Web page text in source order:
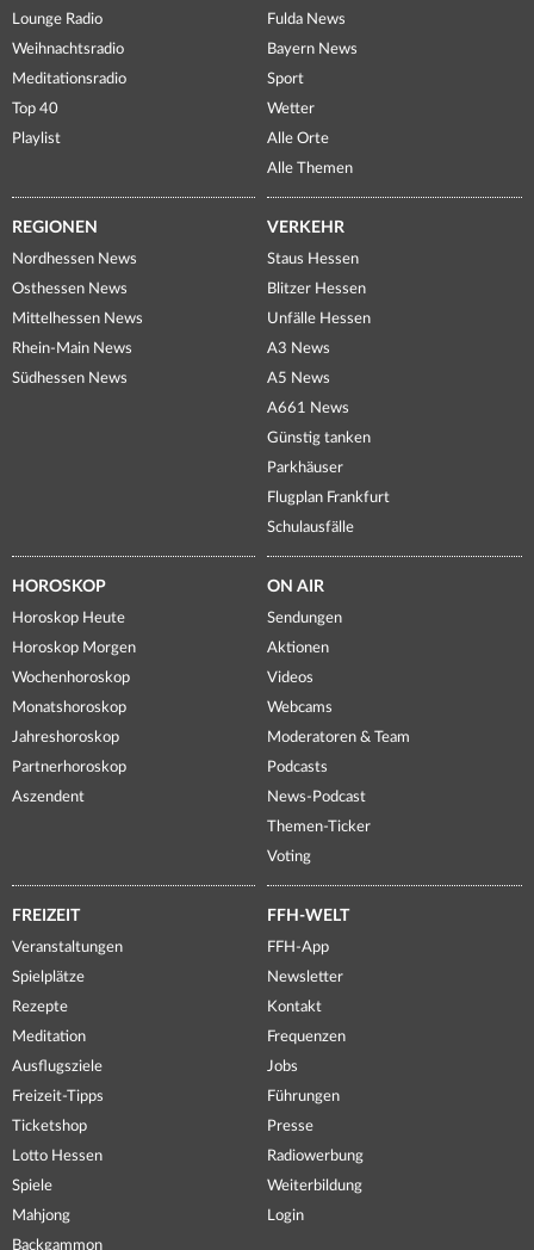
Lounge Radio
Weihnachtsradio
Meditationsradio
Top 40
Playlist
Fulda News
Bayern News
Sport
Wetter
Alle Orte
Alle Themen
REGIONEN
Nordhessen News
Osthessen News
Mittelhessen News
Rhein-Main News
Südhessen News
VERKEHR
Staus Hessen
Blitzer Hessen
Unfälle Hessen
A3 News
A5 News
A661 News
Günstig tanken
Parkhäuser
Flugplan Frankfurt
Schulausfälle
HOROSKOP
Horoskop Heute
Horoskop Morgen
Wochenhoroskop
Monatshoroskop
Jahreshoroskop
Partnerhoroskop
Aszendent
ON AIR
Sendungen
Aktionen
Videos
Webcams
Moderatoren & Team
Podcasts
News-Podcast
Themen-Ticker
Voting
FREIZEIT
Veranstaltungen
Spielplätze
Rezepte
Meditation
Ausflugsziele
Freizeit-Tipps
Ticketshop
Lotto Hessen
Spiele
Mahjong
Backgammon
FFH-WELT
FFH-App
Newsletter
Kontakt
Frequenzen
Jobs
Führungen
Presse
Radiowerbung
Weiterbildung
Login